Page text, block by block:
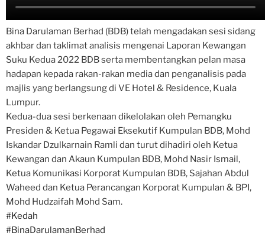
Bina Darulaman Berhad (BDB) telah mengadakan sesi sidang
akhbar dan taklimat analisis mengenai Laporan Kewangan
Suku Kedua 2022 BDB serta membentangkan pelan masa
hadapan kepada rakan-rakan media dan penganalisis pada
majlis yang berlangsung di VE Hotel & Residence, Kuala
Lumpur.
Kedua-dua sesi berkenaan dikelolakan oleh Pemangku
Presiden & Ketua Pegawai Eksekutif Kumpulan BDB, Mohd
Iskandar Dzulkarnain Ramli dan turut dihadiri oleh Ketua
Kewangan dan Akaun Kumpulan BDB, Mohd Nasir Ismail,
Ketua Komunikasi Korporat Kumpulan BDB, Sajahan Abdul
Waheed dan Ketua Perancangan Korporat Kumpulan & BPI,
Mohd Hudzaifah Mohd Sam.
#Kedah
#BinaDarulamanBerhad